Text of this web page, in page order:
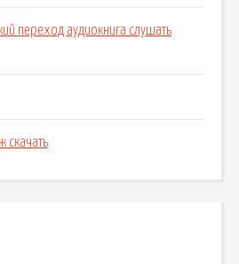
переход аудиокнига слушать
скачать